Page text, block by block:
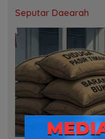
Seputar Daearah